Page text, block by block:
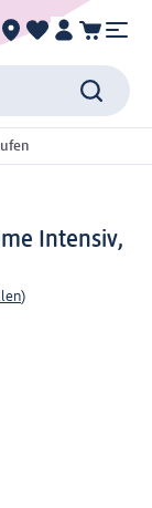
Intensiv,
)